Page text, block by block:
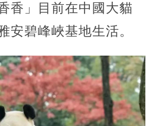
香」目前在中國大貓
安碧峰峽基地生活。